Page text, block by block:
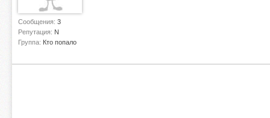
Сообщения: 3
Репутация: N
Группа: Кто попало